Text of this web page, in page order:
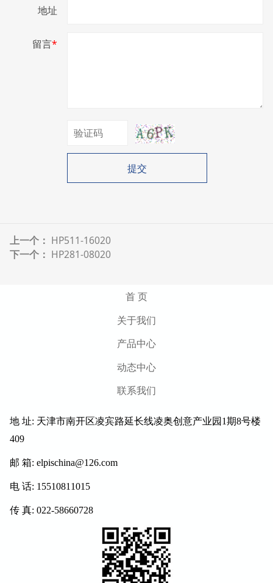
地址
留言*
提交
上一个： HP511-16020
下一个： HP281-08020
首 页
关于我们
产品中心
动态中心
联系我们
地 址: 天津市南开区凌宾路延长线凌奥创意产业园1期8号楼
409
邮 箱: elpischina@126.com
电 话: 15510811015
传 真: 022-58660728